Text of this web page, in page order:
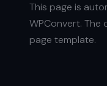
This page is
WPConvert. The
page template.